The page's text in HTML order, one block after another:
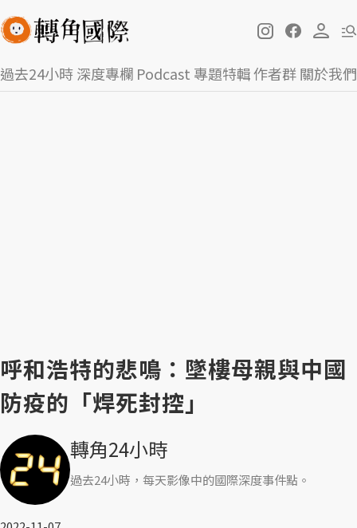
過去24小時深度專欄 Podcast 專題特輯作者群關於我們
呼和浩特的悲鳴：墜樓母親與中國
防疫的「焊死封控」
轉角24小時
過去24小時，每天影像中的國際深度事件點。